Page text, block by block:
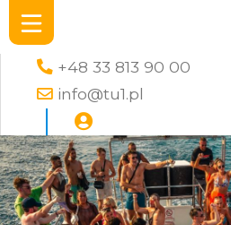
+48 33 813 90 00
info@tu1.pl